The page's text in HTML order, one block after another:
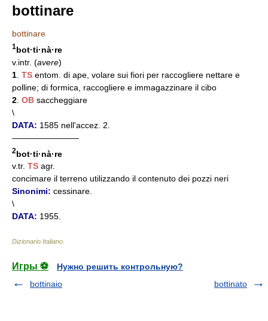
bottinare
bottinare
1bot·ti·nà·re
v.intr. (avere)
1 TS entom. di ape, volare sui fiori per raccogliere nettare e
polline; di formica, raccogliere e immagazzinare il cibo
2 OB saccheggiare
\
DATA: 1585 nell'accez. 2.
————————
2bot·ti·nà·re
v.tr. TS agr.
concimare il terreno utilizzando il contenuto dei pozzi neri
Sinonimi: cessinare.
\
DATA: 1955.
Dizionario Italiano
Игры ⚽
Нужно решить контрольную?
bottinaio
bottinato